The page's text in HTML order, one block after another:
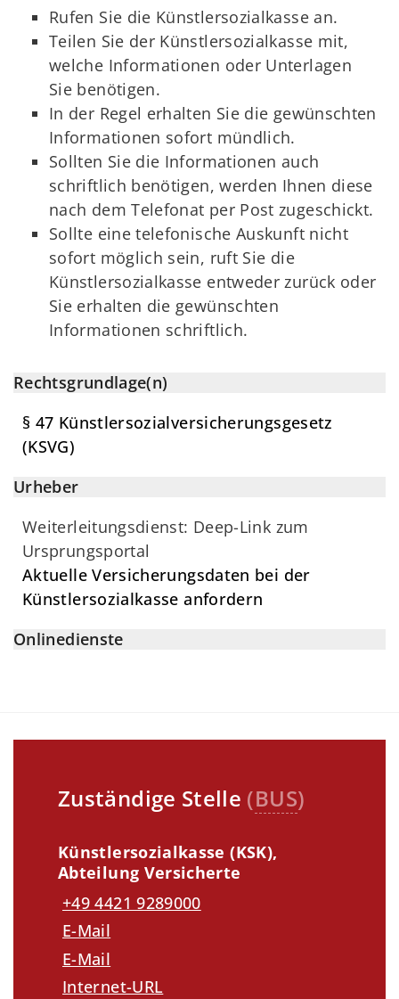
Rufen Sie die Künstlersozialkasse an.
Teilen Sie der Künstlersozialkasse mit,
welche Informationen oder Unterlagen
Sie benötigen.
In der Regel erhalten Sie die gewünschten
Informationen sofort mündlich.
Sollten Sie die Informationen auch
schriftlich benötigen, werden Ihnen diese
nach dem Telefonat per Post zugeschickt.
Sollte eine telefonische Auskunft nicht
sofort möglich sein, ruft Sie die
Künstlersozialkasse entweder zurück oder
Sie erhalten die gewünschten
Informationen schriftlich.
Rechtsgrundlage(n)
§ 47 Künstlersozialversicherungsgesetz
(KSVG)
Urheber
Weiterleitungsdienst: Deep-Link zum
Ursprungsportal
Aktuelle Versicherungsdaten bei der
Künstlersozialkasse anfordern
Onlinedienste
Zuständige Stelle (BUS)
Künstlersozialkasse (KSK),
Abteilung Versicherte
+49 4421 9289000
E-Mail
E-Mail
Internet-URL